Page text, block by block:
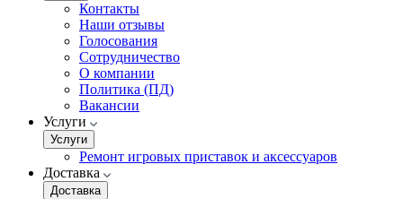
Контакты
Наши отзывы
Голосования
Сотрудничество
О компании
Политика (ПД)
Вакансии
Услуги
Услуги
Ремонт игровых приставок и аксессуаров
Доставка
Доставка